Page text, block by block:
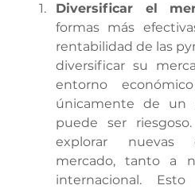
Diversificar el
formas más
rentabilidad de las
diversificar su
entorno
únicamente de un
puede ser
explorar nuevas
mercado, tanto a
internacional.